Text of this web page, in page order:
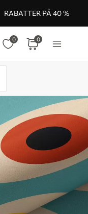
RABATTER PÅ 40 %
0 0